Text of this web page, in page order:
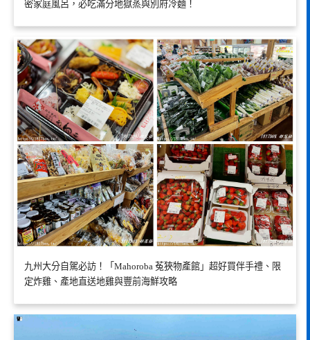
密家庭風呂，必吃滿分地獄蒸與別府冷麵！
九州大分自駕必訪！「Mahoroba 菟狹物產館」超好買伴手禮、限
定炸雞、產地直送地雞與豐前海鮮攻略